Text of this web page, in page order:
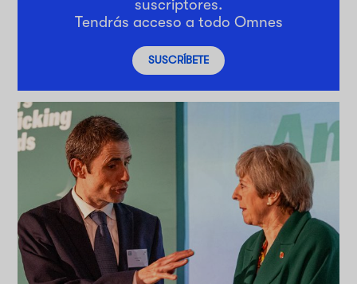
suscriptores.
Tendrás acceso a todo Omnes
SUSCRÍBETE